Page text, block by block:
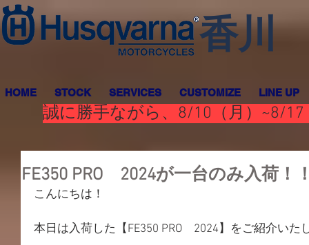
香川
HOME STOCK SERVICES CUSTOMIZE LINE UP
誠に勝手ながら、8/10（月）~8/
FE350 PRO 2024が一台のみ入荷！
こんにちは！
本日は入荷した【FE350 PRO　2024】をご紹介いた